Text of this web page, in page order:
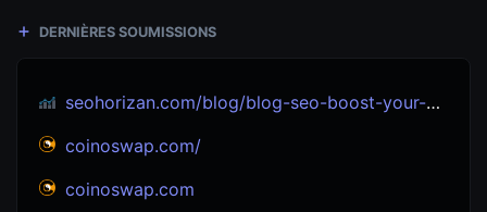
DERNIÈRES SOUMISSIONS
seohorizan.com/blog/blog-seo-boost-your-site-s-visibility-seo-experts
coinoswap.com/
coinoswap.com